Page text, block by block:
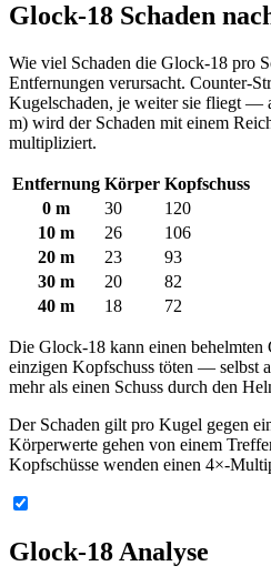
Glock-18 Schaden
Wie viel Schaden die Glock-18 pro
Entfernungen verursacht. Counter-
Kugelschaden, je weiter sie fliegt —
m) wird der Schaden mit einem
multipliziert.
Entfernung Körper Kopfschuss
0 m
30
120
10 m
26
106
20 m
23
93
30 m
20
82
40 m
18 72
Die Glock-18 kann einen behelmten
einzigen Kopfschuss töten — selbst
mehr als einen Schuss durch den
Der Schaden gilt pro Kugel gegen
Körperwerte gehen von einem
Kopfschüsse wenden einen 4×-
Glock-18 Analyse